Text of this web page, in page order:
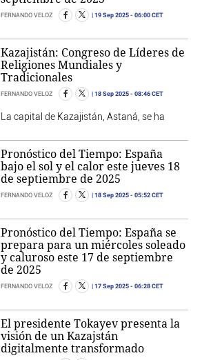
FERNANDO VELOZ 19 Sep 2025 - 06:00 CET
Kazajistán: Congreso de Líderes de
Religiones Mundiales y
Tradicionales
FERNANDO VELOZ 18 Sep 2025 - 08:46 CET
La capital de Kazajistán, Astaná, se ha
Pronóstico del Tiempo: España
bajo el sol y el calor este jueves 18
de septiembre de 2025
FERNANDO VELOZ 18 Sep 2025 - 05:52 CET
Pronóstico del Tiempo: España se
prepara para un miércoles soleado
y caluroso este 17 de septiembre
de 2025
FERNANDO VELOZ 17 Sep 2025 - 06:28 CET
El presidente Tokayev presenta la
visión de un Kazajstán
digitalmente transformado